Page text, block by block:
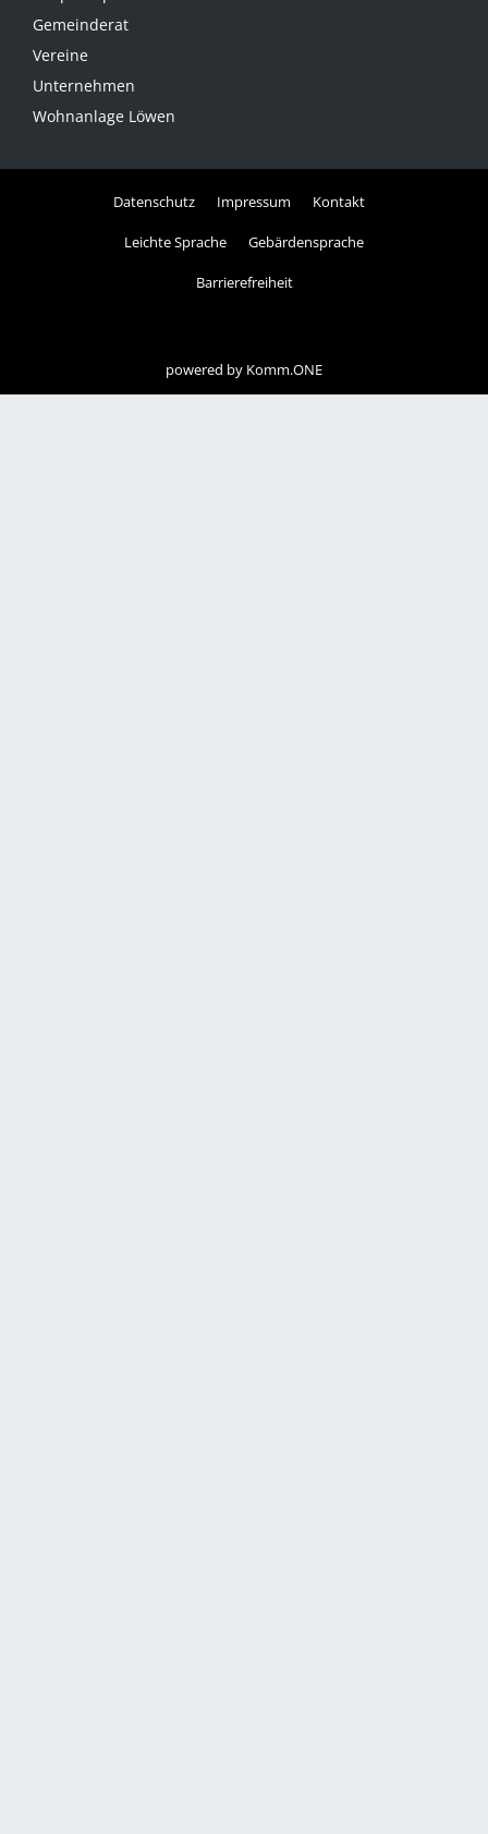
Gemeinderat
Vereine
Unternehmen
Wohnanlage Löwen
Datenschutz Impressum Kontakt
Leichte Sprache Gebärdensprache
Barrierefreiheit
powered by Komm.ONE